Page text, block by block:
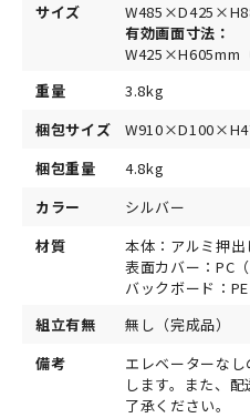
サイズ
有効画面寸法：
W425×H605mm
重量
3.8kg
梱包サイズ
梱包重量
4.8kg
カラー
シルバー
材質
本体：アルミ押出
表面カバー：PC
バックボード：
組立有無
無し（完成品）
備考
エレベーターな
します。また、
了承ください。